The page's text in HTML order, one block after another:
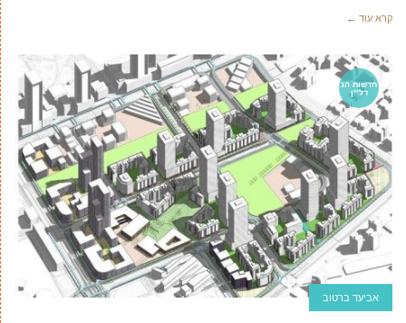
קרא עוד ←
חדשות הנ
דל''ן
אביעד ברטוב